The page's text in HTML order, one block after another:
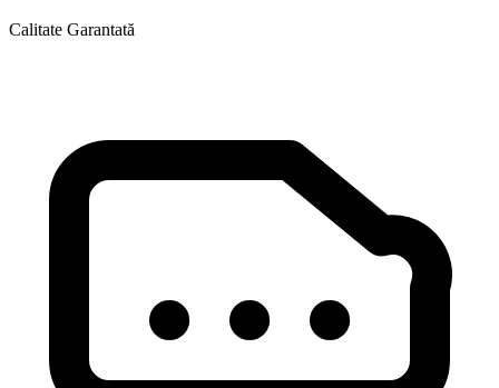
Calitate Garantată